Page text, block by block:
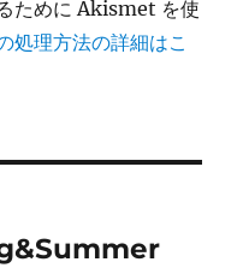
ために Akismet を使
処理方法の詳細はこ